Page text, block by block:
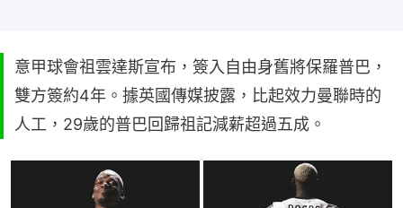
意甲球會祖雲達斯宣布，簽入自由身舊將保羅普巴，
雙方簽約4年。據英國傳媒披露，比起效力曼聯時的
人工，29歲的普巴回歸祖記減薪超過五成。